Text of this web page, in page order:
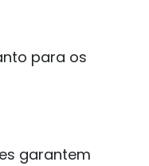
para os
garantem